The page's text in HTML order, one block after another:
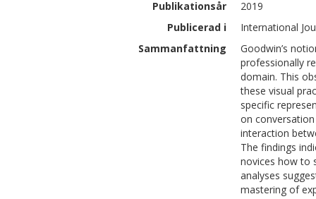
Publikationsår
2019
Publicerad i
International
Sammanfattning
Goodwin’s
professionally
domain. This
these visual
specific
on
interaction
The findings
novices how to
analyses
mastering of